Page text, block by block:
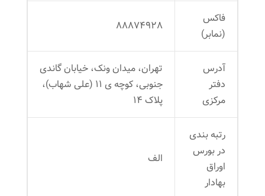
فاکس
(نمابر)
۸۸۸۷۴۹۲۸
آدرس
دفتر
مرکزی
تهران، میدان ونک، خیابان گاندی
جنوبی، کوچه ی ١١ (علی شهاب)،
پلاک ١۴
رتبه بندی
در بورس
اوراق
بهادار
الف